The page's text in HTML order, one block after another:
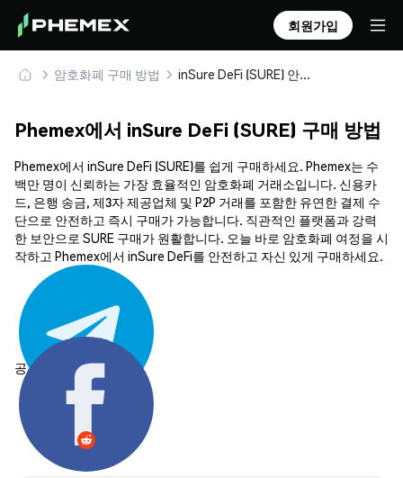
회원가입
암호화폐 구매 방법 inSure DeFi (SURE) 안전하게 구매 및 보관
Phemex에서 inSure DeFi (SURE) 구매 방법
Phemex에서 inSure DeFi (SURE)를 쉽게 구매하세요. Phemex는 수
백만 명이 신뢰하는 가장 효율적인 암호화폐 거래소입니다. 신용카
드, 은행 송금, 제3자 제공업체 및 P2P 거래를 포함한 유연한 결제 수
단으로 안전하고 즉시 구매가 가능합니다. 직관적인 플랫폼과 강력
한 보안으로 SURE 구매가 원활합니다. 오늘 바로 암호화폐 여정을 시
작하고 Phemex에서 inSure DeFi를 안전하고 자신 있게 구매하세요.
공유하기: